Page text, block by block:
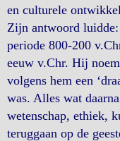
en culturele
Zijn antwoord
periode 800-200
eeuw v.Chr. Hij
volgens hem een
was. Alles wat
wetenschap, ethiek,
teruggaan op de